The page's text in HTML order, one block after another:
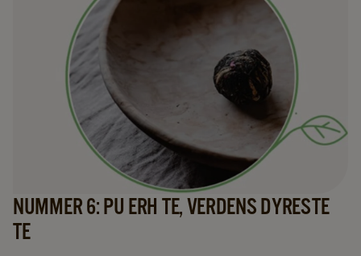
NUMMER 6: PU ERH TE, VERDENS DYRESTE
TE